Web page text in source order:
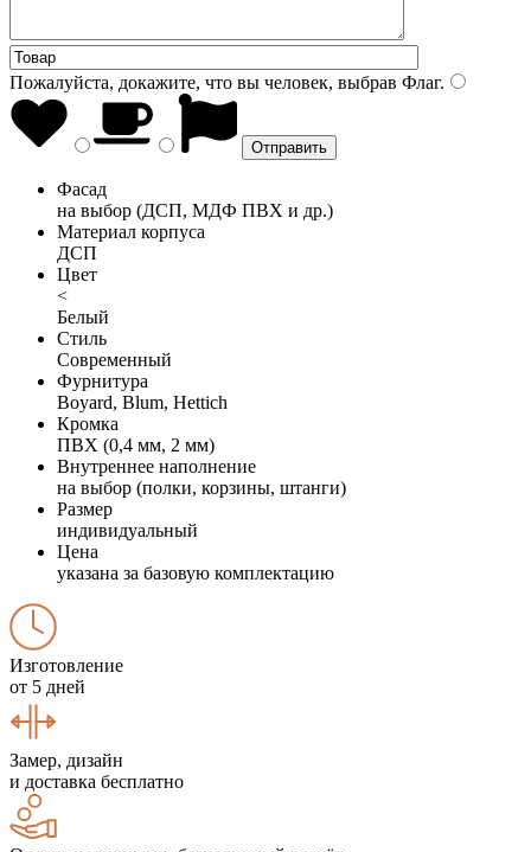
Пожалуйста, докажите, что вы человек, выбрав Флаг.
Фасад
на выбор (ДСП, МДФ ПВХ и др.)
Материал корпуса
ДСП
Цвет
<
Белый
Стиль
Современный
Фурнитура
Boyard, Blum, Hettich
Кромка
ПВХ (0,4 мм, 2 мм)
Внутреннее наполнение
на выбор (полки, корзины, штанги)
Размер
индивидуальный
Цена
указана за базовую комплектацию
Изготовление
от 5 дней
Замер, дизайн
и доставка бесплатно